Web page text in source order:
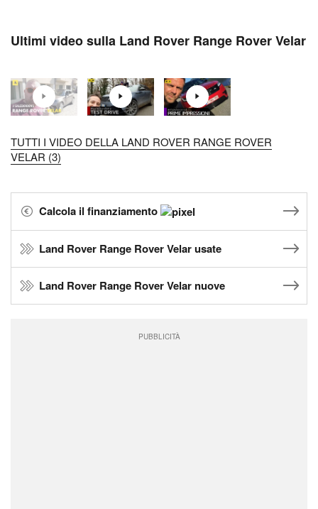
Ultimi video sulla Land Rover Range Rover Velar
TUTTI I VIDEO DELLA LAND ROVER RANGE ROVER
VELAR (3)
Calcola il finanziamento
Land Rover Range Rover Velar usate
Land Rover Range Rover Velar nuove
PUBBLICITÀ